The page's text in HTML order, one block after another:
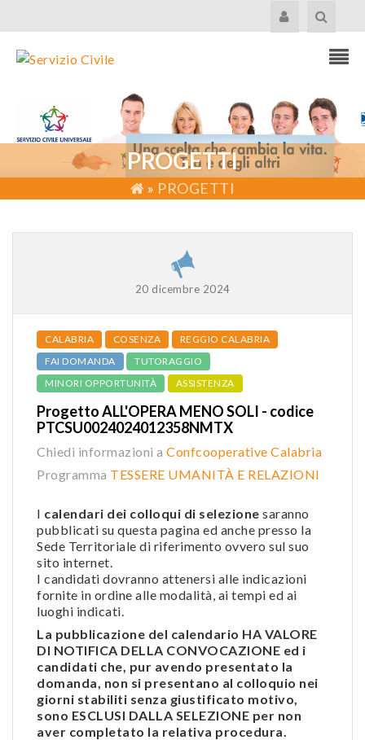
PROGETTI
» PROGETTI
20 dicembre 2024
CALABRIA COSENZA
REGGIO CALABRIA
FAI DOMANDA
TUTORAGGIO
MINORI OPPORTUNITÀ
ASSISTENZA
Progetto ALL'OPERA MENO SOLI - codice
PTCSU0024024012358NMTX
Chiedi informazioni a Confcooperative Calabria
Programma TESSERE UMANITÀ E RELAZIONI
I calendari dei colloqui di selezione saranno
pubblicati su questa pagina ed anche presso la
Sede Territoriale di riferimento ovvero sul suo
sito internet.
I candidati dovranno attenersi alle indicazioni
fornite in ordine alle modalità, ai tempi ed ai
luoghi indicati.
La pubblicazione del calendario HA VALORE
DI NOTIFICA DELLA CONVOCAZIONE ed i
candidati che, pur avendo presentato la
domanda, non si presentano al colloquio nei
giorni stabiliti senza giustificato motivo,
sono ESCLUSI DALLA SELEZIONE per non
aver completato la relativa procedura.